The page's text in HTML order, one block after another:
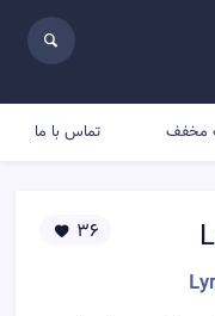
مخفف تماس با ما
36